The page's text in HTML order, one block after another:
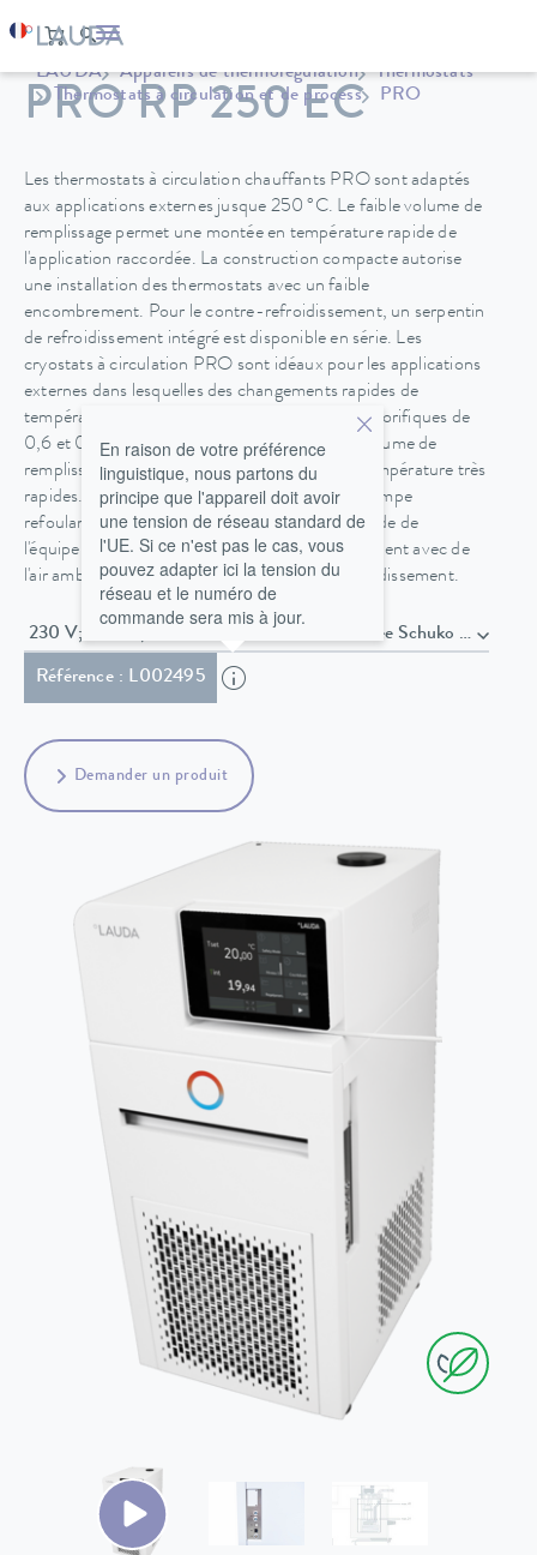
LAUDA Appareils de thermorégulation
Thermostats
Thermostats à circulation et de process
PRO
PRO RP 250 EC
Les thermostats à circulation chauffants PRO sont adaptés
aux applications externes jusque 250 °C. Le faible volume de
remplissage permet une montée en température rapide de
l'application raccordée. La construction compacte autorise
une installation des thermostats avec un faible
encombrement. Pour le contre-refroidissement, un serpentin
de refroidissement intégré est disponible en série. Les
cryostats à circulation PRO sont idéaux pour les applications
externes dans lesquelles des changements rapides de
température sont nécessaires. Les capacités frigorifiques de
0,6 et 0,8 kW combinées avec un très faible volume de
remplissage permettent ces changements de température très
rapides. Tous les modèles sont équipés d'une pompe
refoulante-aspirante. Un refroidissement hybride de
l'équipement frigorifique permet un refroidissement avec de
l'air ambiant et éventuellement de l'eau de refroidissement.
230 V; 50 Hz , Câble secteur avec fiche coudée Schuko (CEE7/7)
Référence : L002495
En raison de votre préférence
linguistique, nous partons du
principe que l'appareil doit avoir
une tension de réseau standard de
l'UE. Si ce n'est pas le cas, vous
pouvez adapter ici la tension du
réseau et le numéro de
commande sera mis à jour.
Demander un produit